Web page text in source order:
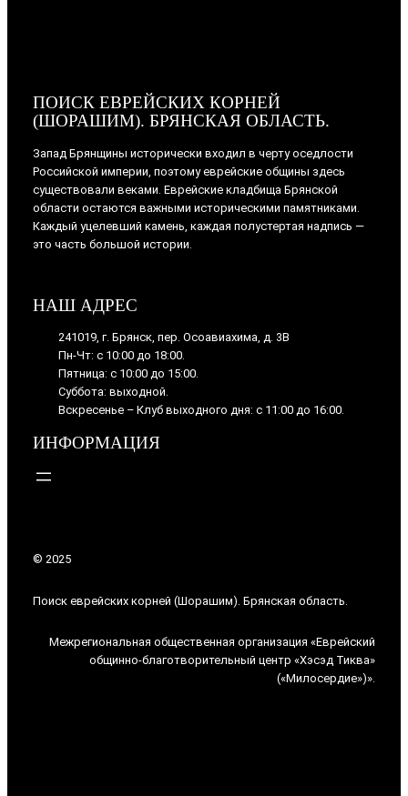
ПОИСК ЕВРЕЙСКИХ КОРНЕЙ
(ШОРАШИМ). БРЯНСКАЯ ОБЛАСТЬ.
Запад Брянщины исторически входил в черту оседлости
Российской империи, поэтому еврейские общины здесь
существовали веками. Еврейские кладбища Брянской
области остаются важными историческими памятниками.
Каждый уцелевший камень, каждая полустертая надпись —
это часть большой истории.
НАШ АДРЕС
241019, г. Брянск, пер. Осоавиахима, д. 3В
Пн-Чт: с 10:00 до 18:00.
Пятница: с 10:00 до 15:00.
Суббота: выходной.
Вскресенье – Клуб выходного дня: с 11:00 до 16:00.
ИНФОРМАЦИЯ
© 2025
Поиск еврейских корней (Шорашим). Брянская область.
Межрегиональная общественная организация «Еврейский
общинно-благотворительный центр «Хэсэд Тиква»
(«Милосердие»)».